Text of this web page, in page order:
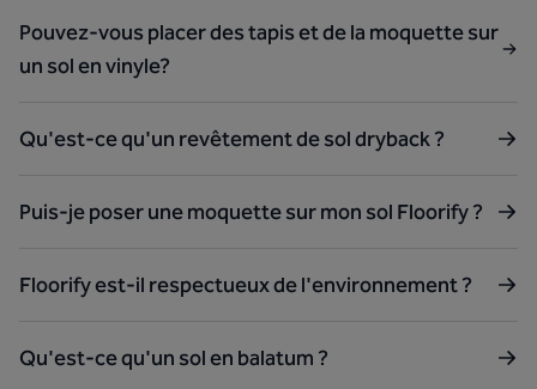
Pouvez-vous placer des tapis et de la moquette sur
un sol en vinyle?
Qu'est-ce qu'un revêtement de sol dryback ?
Puis-je poser une moquette sur mon sol Floorify ?
Floorify est-il respectueux de l'environnement ?
Qu'est-ce qu'un sol en balatum ?